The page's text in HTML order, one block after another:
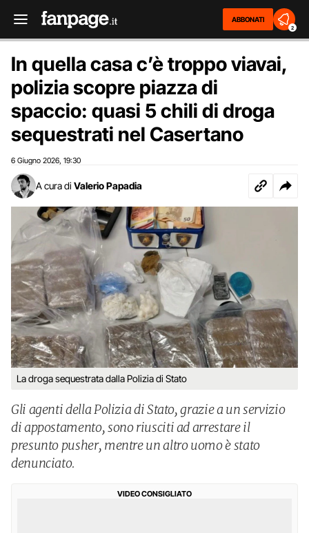
ABBONATI
2
In quella casa c’è troppo viavai,
polizia scopre piazza di
spaccio: quasi 5 chili di droga
sequestrati nel Casertano
6 Giugno 2026 19:30
A cura di Valerio Papadia
La droga sequestrata dalla Polizia di Stato
Gli agenti della Polizia di Stato, grazie a un servizio
di appostamento, sono riusciti ad arrestare il
presunto pusher, mentre un altro uomo è stato
denunciato.
VIDEO CONSIGLIATO